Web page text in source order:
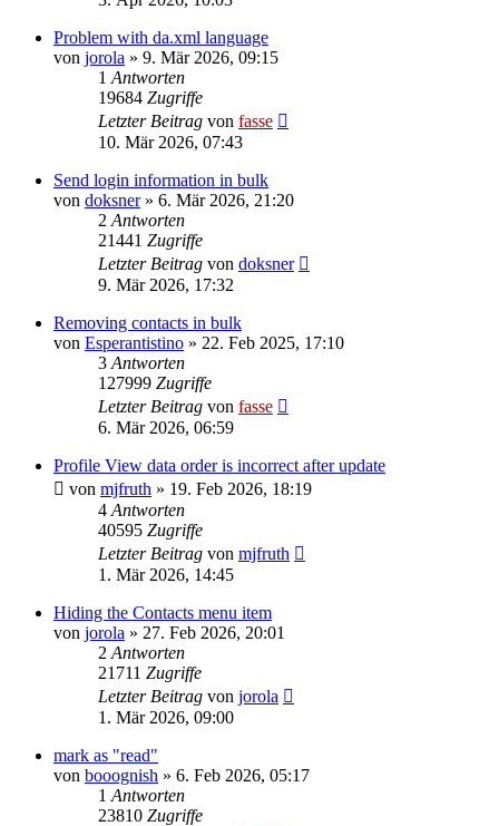
Problem with da.xml language
von jorola » 9. Mär 2026, 09:15
1 Antworten
19684 Zugriffe
Letzter Beitrag von fasse
10. Mär 2026, 07:43
Send login information in bulk
von doksner» 6. Mär 2026, 21:20
2 Antworten
21441 Zugriffe
Letzter Beitrag von doksner
9. Mär 2026, 17:32
Removing contacts in bulk
von Esperantistino » 22. Feb 2025, 17:10
3 Antworten
127999 Zugriffe
Letzter Beitrag von fasse
6. Mär 2026, 06:59
Profile View data order is incorrect after update
von mjfruth » 19. Feb 2026, 18:19
4 Antworten
40595 Zugriffe
Letzter Beitrag von mjfruth
1. Mär 2026, 14:45
Hiding the Contacts menu item
von jorola » 27. Feb 2026, 20:01
2 Antworten
21711 Zugriffe
Letzter Beitrag von jorola
1. Mär 2026, 09:00
mark as "read"
von booognish » 6. Feb 2026, 05:17
1 Antworten
23810 Zugriffe